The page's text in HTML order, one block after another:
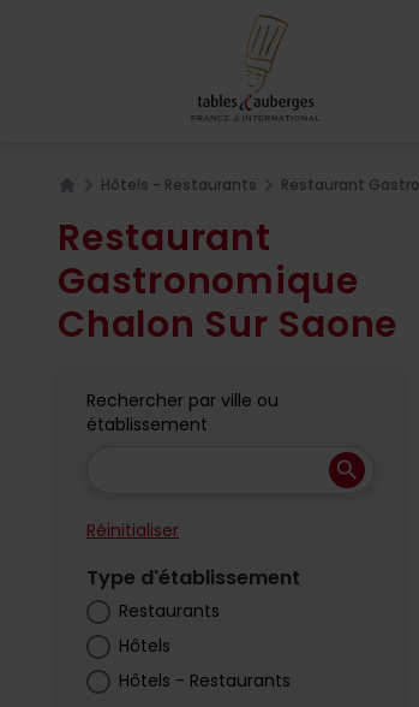
Hôtels - Restaurants Restaurant
Restaurant
Gastronomique
Chalon Sur Saone
Rechercher par ville ou
établissement
search
Réinitialiser
Type d'établissement
Restaurants
Hôtels
Hôtels - Restaurants